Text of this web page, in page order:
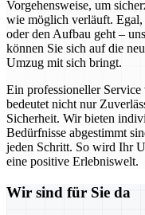
Vorgehensweise, um
wie möglich verläuft. Egal,
oder den Aufbau geht –
können Sie sich auf die
Umzug mit sich bringt.
Ein professioneller
bedeutet nicht nur
Sicherheit. Wir bieten
Bedürfnisse abgestimmt
jeden Schritt. So wird Ihr
eine positive Erlebniswelt.
Wir sind für Sie da